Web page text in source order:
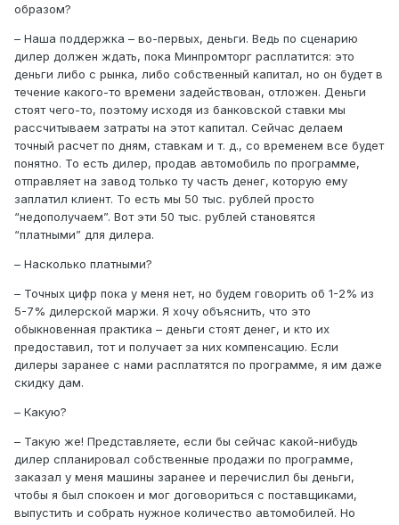
образом?
– Наша поддержка – во-первых, деньги. Ведь по сценарию
дилер должен ждать, пока Минпромторг расплатится: это
деньги либо с рынка, либо собственный капитал, но он будет в
течение какого-то времени задействован, отложен. Деньги
стоят чего-то, поэтому исходя из банковской ставки мы
рассчитываем затраты на этот капитал. Сейчас делаем
точный расчет по дням, ставкам и т. д., со временем все будет
понятно. То есть дилер, продав автомобиль по программе,
отправляет на завод только ту часть денег, которую ему
заплатил клиент. То есть мы 50 тыс. рублей просто
“недополучаем”. Вот эти 50 тыс. рублей становятся
“платными” для дилера.
– Насколько платными?
– Точных цифр пока у меня нет, но будем говорить об 1-2% из
5-7% дилерской маржи. Я хочу объяснить, что это
обыкновенная практика – деньги стоят денег, и кто их
предоставил, тот и получает за них компенсацию. Если
дилеры заранее с нами расплатятся по программе, я им даже
скидку дам.
– Какую?
– Такую же! Представляете, если бы сейчас какой-нибудь
дилер спланировал собственные продажи по программе,
заказал у меня машины заранее и перечислил бы деньги,
чтобы я был спокоен и мог договориться с поставщиками,
выпустить и собрать нужное количество автомобилей. Но